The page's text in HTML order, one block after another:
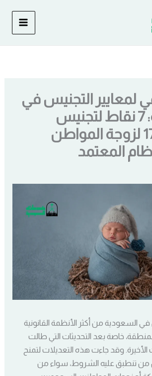
التجنيس في
السعودية: 7 نقاط لتجنيس
المواليد و17 لزوجة المواطن
المعتمد
السعودية من أكثر الأنظمة القانونية
خاصة بعد التحديثات التي طالت
وقد جاءت هذه التعديلات لتمنح
من تنطبق عليه الشروط، سواء من